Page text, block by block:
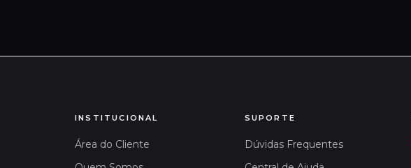
INSTITUCIONAL
Área do Cliente
SUPORTE
Dúvidas Frequentes